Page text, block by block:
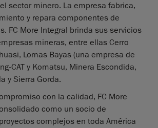
sector minero. La empresa fabrica,
y repara componentes de
FC More Integral brinda sus servicios
mineras, entre ellas Cerro
Lomas Bayas (una empresa de
CAT y Komatsu, Minera Escondida,
y Sierra Gorda.
con la calidad, FC More
como un socio de
complejos en toda América